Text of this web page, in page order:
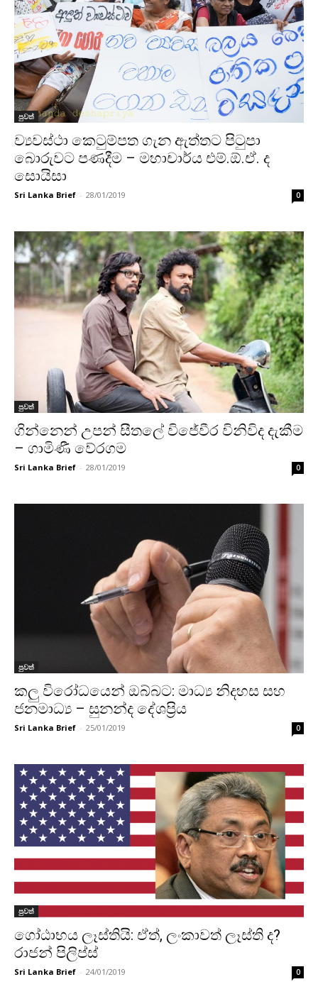
පුවත්
ව්‍යවස්ථා කෙටුම්පත ගැන ඇත්තට පිටුපා
බොරුවට පණදීම – මහාචාර්ය එම්.ඕ.ඒ. ද
සොයිසා
Sri Lanka Brief - 28/01/2019 0
පුවත්
ගින්නෙන් උපන් සීතලේ විජේවීර විනිවිද දැකීම
– ගාමිණී වේරගම
Sri Lanka Brief - 28/01/2019 0
පුවත්
කලු විරෝධයෙන් ඔබ්බට: මාධ්‍ය නිදහස සහ
ජනමාධ්‍ය – සුනන්ද දේශප්‍රිය
Sri Lanka Brief - 25/01/2019 0
පුවත්
ගෝඨාභය ලෑස්තියි: ඒත්, ලංකාවත් ලෑස්ති ද?
රාජන් පිලිප්ස්
Sri Lanka Brief - 24/01/2019 0